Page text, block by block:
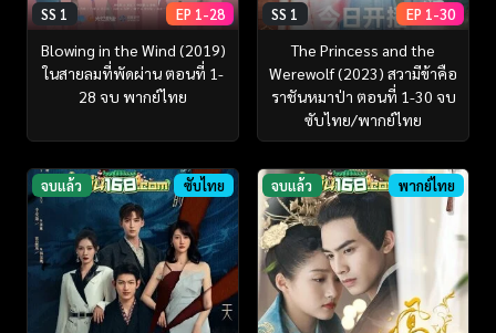
SS 1 EP 1-28
Blowing in the Wind (2019)
ในสายลมที่พัดผ่าน ตอนที่ 1-
28 จบ พากย์ไทย
SS 1 EP 1-30
The Princess and the
Werewolf (2023) สวามีข้าคือ
ราชันหมาป่า ตอนที่ 1-30 จบ
ซับไทย/พากย์ไทย
จบแล้ว ซับไทย จบแล้ว พากย์ไทย